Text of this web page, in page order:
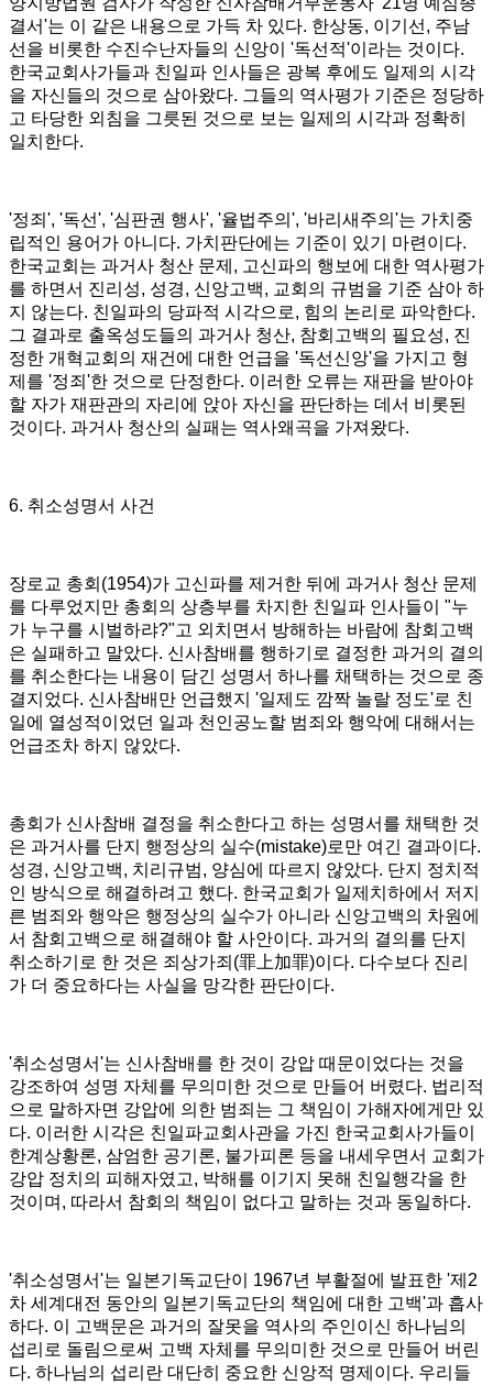
결서'는 이 같은 내용으로 가득 차 있다. 한상동, 이기선, 주남
선을 비롯한 수진수난자들의 신앙이 '독선적'이라는 것이다.
한국교회사가들과 친일파 인사들은 광복 후에도 일제의 시각
을 자신들의 것으로 삼아왔다. 그들의 역사평가 기준은 정당하
고 타당한 외침을 그릇된 것으로 보는 일제의 시각과 정확히
일치한다.
'정죄 ', '독선', '심판권 행사', '율법주의 ', '바리새주의 '는 가치중
립적인 용어가 아니다. 가치판단에는 기준이 있기 마련이다.
한국교회는 과거사 청산 문제 , 고신파의 행보에 대한 역사평가
를 하면서 진리성, 성경, 신앙고백, 교회의 규범을 기준 삼아 하
지 않는다. 친일파의 당파적 시각으로, 힘의 논리로 파악한다.
그 결과로 출옥성도들의 과거사 청산, 참회고백의 필요성, 진
정한 개혁교회의 재건에 대한 언급을 '독선신앙'을 가지고 형
제를 '정죄 '한 것으로 단정한다. 이러한 오류는 재판을 받아야
할 자가 재판관의 자리에 앉아 자신을 판단하는 데서 비롯된
것이다. 과거사 청산의 실패는 역사왜곡을 가져왔다.
6. 취소성명서 사건
장로교 총회 (1954)가 고신파를 제거한 뒤에 과거사 청산 문제
를 다루었지만 총회의 상층부를 차지한 친일파 인사들이 "누
가 누구를 시벌하랴?"고 외치면서 방해하는 바람에 참회고백
은 실패하고 말았다. 신사참배를 행하기로 결정한 과거의 결의
를 취소한다는 내용이 담긴 성명서 하나를 채택하는 것으로 종
결지었다. 신사참배만 언급했지 '일제도 깜짝 놀랄 정도'로 친
일에 열성적이었던 일과 천인공노할 범죄와 행악에 대해서는
언급조차 하지 않았다.
총회가 신사참배 결정을 취소한다고 하는 성명서를 채택한 것
은 과거사를 단지 행정상의 실수(mistake)로만 여긴 결과이다.
성경, 신앙고백, 치리규범, 양심에 따르지 않았다. 단지 정치적
인 방식으로 해결하려고 했다. 한국교회가 일제치하에서 저지
른 범죄와 행악은 행정상의 실수가 아니라 신앙고백의 차원에
서 참회고백으로 해결해야 할 사안이다. 과거의 결의를 단지
취소하기로 한 것은 죄상가죄 (罪上加罪)이다. 다수보다 진리
가 더 중요하다는 사실을 망각한 판단이다.
'취소성명서'는 신사참배를 한 것이 강압 때문이었다는 것을
강조하여 성명 자체를 무의미한 것으로 만들어 버렸다. 법리적
으로 말하자면 강압에 의한 범죄는 그 책임이 가해자에게만 있
다. 이러한 시각은 친일파교회사관을 가진 한국교회사가들이
한계상황론, 삼엄한 공기론, 불가피론 등을 내세우면서 교회가
강압 정치의 피해자였고, 박해를 이기지 못해 친일행각을 한
것이며 , 따라서 참회의 책임이 없다고 말하는 것과 동일하다.
'취소성명서'는 일본기독교단이 1967년 부활절에 발표한 '제 2
차 세계대전 동안의 일본기독교단의 책임에 대한 고백'과 흡사
하다. 이 고백문은 과거의 잘못을 역사의 주인이신 하나님의
섭리로 돌림으로써 고백 자체를 무의미한 것으로 만들어 버린
다. 하나님의 섭리란 대단히 중요한 신앙적 명제이다. 우리들